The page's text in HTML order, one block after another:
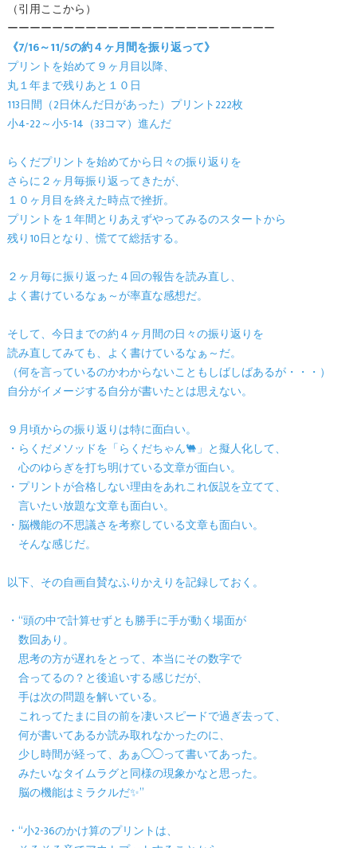
（引用ここから）
ーーーーーーーーーーーーーーーーーーーーーーーー
《7/16～11/5の約４ヶ月間を振り返って》
プリントを始めて９ヶ月目以降、
丸１年まで残りあと１０日
113日間（2日休んだ日があった）プリント222枚
小4-22～小5-14（33コマ）進んだ
らくだプリントを始めてから日々の振り返りを
さらに２ヶ月毎振り返ってきたが、
１０ヶ月目を終えた時点で挫折。
プリントを１年間とりあえずやってみるのスタートから
残り10日となり、慌てて総括する。
２ヶ月毎に振り返った４回の報告を読み直し、
よく書けているなぁ～が率直な感想だ。
そして、今日までの約４ヶ月間の日々の振り返りを
読み直してみても、よく書けているなぁ～だ。
（何を言っているのかわからないこともしばしばあるが・・・）
自分がイメージする自分が書いたとは思えない。
９月頃からの振り返りは特に面白い。
・らくだメソッドを「らくだちゃん🐫」と擬人化して、
心のゆらぎを打ち明けている文章が面白い。
・プリントが合格しない理由をあれこれ仮説を立てて、
言いたい放題な文章も面白い。
・脳機能の不思議さを考察している文章も面白い。
そんな感じだ。
以下、その自画自賛なふりかえりを記録しておく。
・“頭の中で計算せずとも勝手に手が動く場面が
数回あり。
思考の方が遅れをとって、本当にその数字で
合ってるの？と後追いする感じだが、
手は次の問題を解いている。
これってたまに目の前を凄いスピードで過ぎ去って、
何が書いてあるか読み取れなかったのに、
少し時間が経って、あぁ◯◯って書いてあった。
みたいなタイムラグと同様の現象かなと思った。
脳の機能はミラクルだ✨”
・“小2-36のかけ算のプリントは、